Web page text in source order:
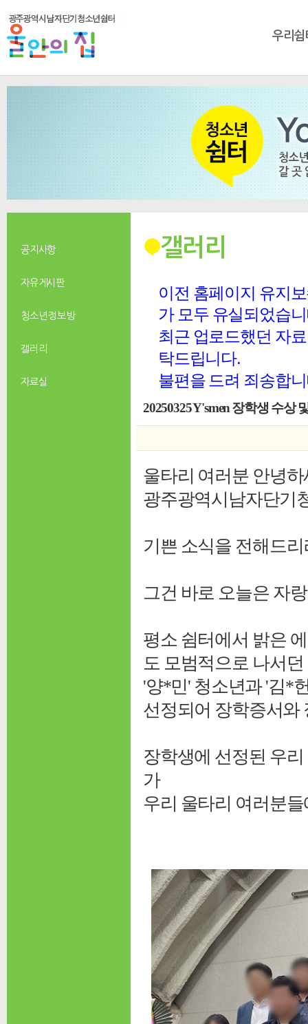
우리쉼
공지사항
자유게시판
청소년 정보방
갤러리
자료실
갤러리
이전 홈페이지 유지
가 모두 유실되었습
최근 업로드했던 자
탁드립니다.
불편을 드려 죄송합
20250325 Y'smen 장학생 수상
울타리 여러분 안녕하
광주광역시남자단기
기쁜 소식을 전해드
그건 바로 오늘은 자
평소 쉼터에서 밝은
도 모범적으로 나서
'양*민' 청소년과 '김*
선정되어 장학증서와
장학생에 선정된 우
가
우리 울타리 여러분